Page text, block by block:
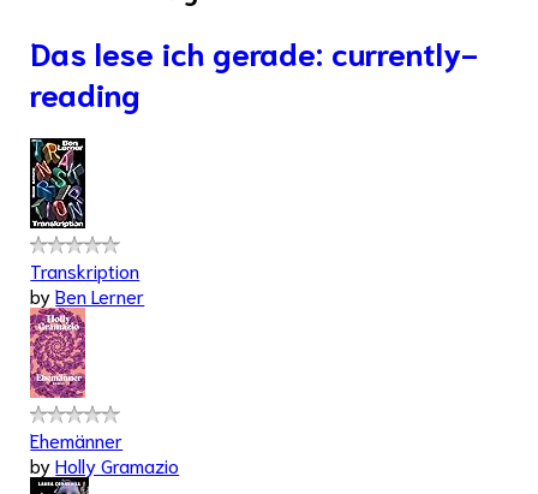
Das lese ich gerade: currently-
reading
Transkription
byBen Lerner
Ehemänner
byHolly Gramazio